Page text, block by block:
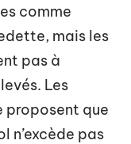
comme
mais les
pas à
Les
proposent que
n’excède pas